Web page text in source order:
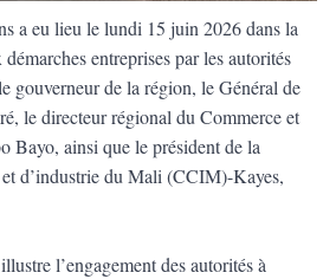
a eu lieu le lundi 15 juin 2026 dans la
entreprises par les autorités
gouverneur de la région, le Général de
le directeur régional du Commerce et
Bayo, ainsi que le président de la
d’industrie du Mali (CCIM)-Kayes,
l’engagement des autorités à